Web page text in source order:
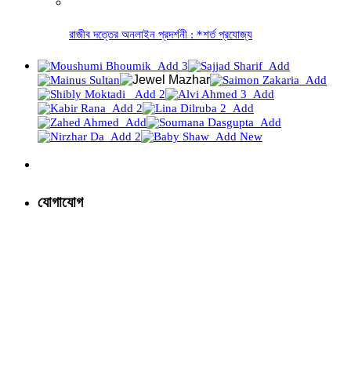
রাজীব দত্তের অনলাইন প্রদর্শনী : *শর্ত প্রযোজ্য
যোগাযোগ